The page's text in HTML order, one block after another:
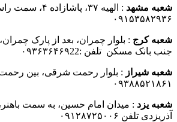
شعبه مشهد
: الهیه ۳۷،
۰۹۱۵۳۵۸۲۹۳۶
شعبه کرج
جنب بانک مسکن تلفن :۰۹۳۶۳۶۴۶۹22
شعبه شیراز
۰۹۳۸۸۵۲۱۸۶۱
شعبه یزد : میدان امام حسین، به سمت
آذریزدی تلفن ۰۹۱۲۸۷۲۵۰۰۶